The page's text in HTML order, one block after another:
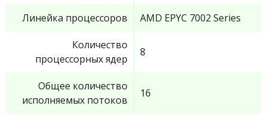
Линейка процессоров AMD EPYC 7002 Series
Количество
процессорных ядер
8
Общее количество
исполняемых потоков
16